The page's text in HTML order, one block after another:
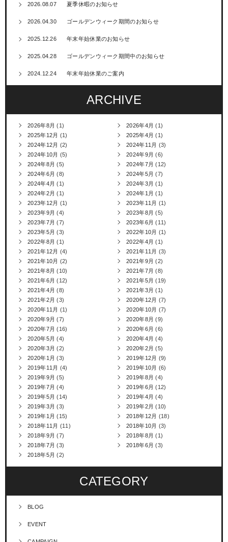
2026.08.07 夏季休暇のお知らせ
2026.04.30 ゴールデンウィーク期間のお知らせ
2025.12.26 年末年始休業のお知らせ
2025.04.28 ゴールデンウィーク期間中のお知らせ
2024.12.24 年末年始休業のご案内
ARCHIVE
2026年8月 (1) 2026年4月 (1)
2025年12月 (1) 2025年4月 (1)
2024年12月 (2) 2024年11月 (3)
2024年10月 (5) 2024年9月 (6)
2024年8月 (5) 2024年7月 (12)
2024年6月 (8) 2024年5月 (7)
2024年4月 (1) 2024年3月 (1)
2024年2月 (1) 2024年1月 (1)
2023年12月 (1) 2023年11月 (1)
2023年9月 (4) 2023年8月 (5)
2023年7月 (7) 2023年6月 (11)
2023年5月 (3) 2022年10月 (1)
2022年8月 (1) 2022年4月 (1)
2021年12月 (4) 2021年11月 (3)
2021年10月 (2) 2021年9月 (2)
2021年8月 (10) 2021年7月 (8)
2021年6月 (12) 2021年5月 (19)
2021年4月 (8) 2021年3月 (1)
2021年2月 (3) 2020年12月 (7)
2020年11月 (1) 2020年10月 (7)
2020年9月 (7) 2020年8月 (9)
2020年7月 (16) 2020年6月 (6)
2020年5月 (4) 2020年4月 (4)
2020年3月 (2) 2020年2月 (5)
2020年1月 (3) 2019年12月 (9)
2019年11月 (4) 2019年10月 (6)
2019年9月 (5) 2019年8月 (4)
2019年7月 (4) 2019年6月 (12)
2019年5月 (14) 2019年4月 (4)
2019年3月 (3) 2019年2月 (10)
2019年1月 (15) 2018年12月 (18)
2018年11月 (11) 2018年10月 (3)
2018年9月 (7) 2018年8月 (1)
2018年7月 (3) 2018年6月 (3)
2018年5月 (2)
CATEGORY
BLOG
EVENT